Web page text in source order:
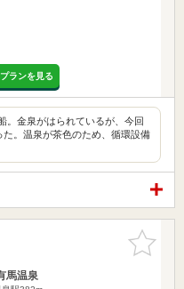
ランを見る
金泉がはられているが、今回
。温泉が茶色のため、循環設備
お気に入
りに追加
馬温泉